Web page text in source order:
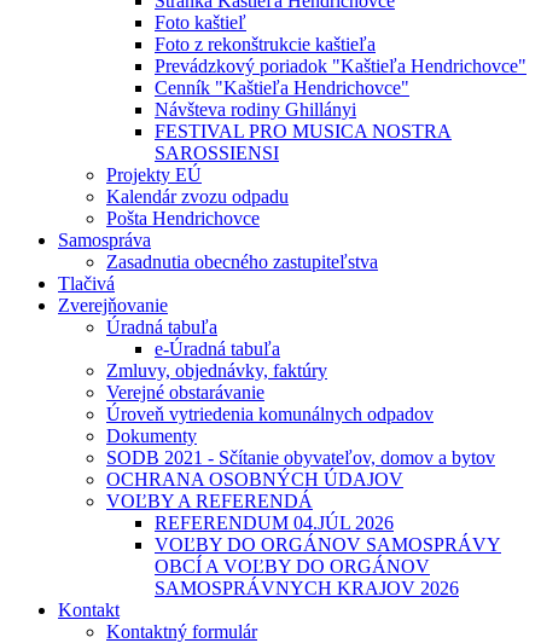
Foto kaštieľ
Foto z rekonštrukcie kaštieľa
Prevádzkový poriadok "Kaštieľa Hendrichovce"
Cenník "Kaštieľa Hendrichovce"
Návšteva rodiny Ghillányi
FESTIVAL PRO MUSICA NOSTRA
SAROSSIENSI
Projekty EÚ
Kalendár zvozu odpadu
Pošta Hendrichovce
Samospráva
Zasadnutia obecného zastupiteľstva
Tlačivá
Zverejňovanie
Úradná tabuľa
e-Úradná tabuľa
Zmluvy, objednávky, faktúry
Verejné obstarávanie
Úroveň vytriedenia komunálnych odpadov
Dokumenty
SODB 2021 - Sčítanie obyvateľov, domov a bytov
OCHRANA OSOBNÝCH ÚDAJOV
VOĽBY A REFERENDÁ
REFERENDUM 04.JÚL 2026
VOĽBY DO ORGÁNOV SAMOSPRÁVY
OBCÍ A VOĽBY DO ORGÁNOV
SAMOSPRÁVNYCH KRAJOV 2026
Kontakt
Kontaktný formulár